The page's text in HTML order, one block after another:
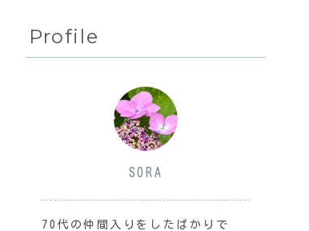
Profile
SORA
70代の仲間入りをしたばかりで